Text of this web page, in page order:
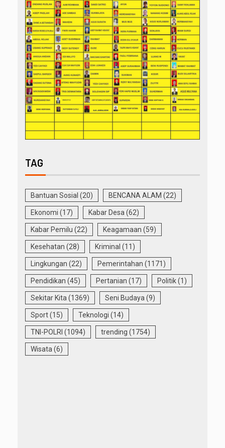
TAG
Bantuan Sosial (20) BENCANA ALAM (22)
Ekonomi (17) Kabar Desa(62)
Kabar Pemilu (22) Keagamaan (59)
Kesehatan (28) Kriminal (11)
Lingkungan (22) Pemerintahan (1171)
Pendidikan (45) Pertanian (17) Politik(1)
Sekitar Kita(1369) Seni Budaya(9)
Sport(15) Teknologi (14)
TNI-POLRI (1094) trending (1754)
Wisata(6)